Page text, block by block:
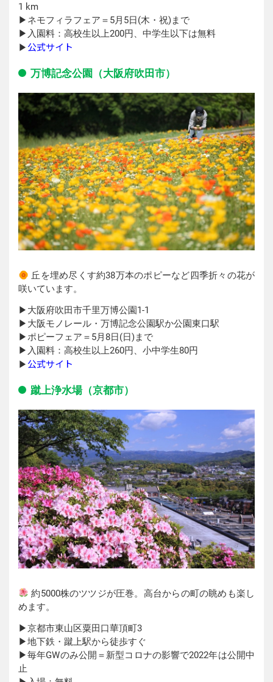
1 km
▶︎ネモフィラフェア＝5月5日(木・祝)まで
▶︎入園料：高校生以上200円、中学生以下は無料
▶︎ 公式サイト
万博記念公園（大阪府吹田市）
丘を埋め尽くす約38万本のポピーなど四季折々の花が
咲いています。
▶︎大阪府吹田市千里万博公園1-1
▶︎大阪モノレール・万博記念公園駅か公園東口駅
▶︎ポピーフェア＝5月8日(日)まで
▶︎入園料：高校生以上260円、小中学生80円
▶︎ 公式サイト
蹴上浄水場（京都市）
約5000株のツツジが圧巻。高台からの町の眺めも楽し
めます。
▶︎京都市東山区粟田口華頂町3
▶︎地下鉄・蹴上駅から徒歩すぐ
▶︎毎年GWのみ公開＝新型コロナの影響で2022年は公開中
止